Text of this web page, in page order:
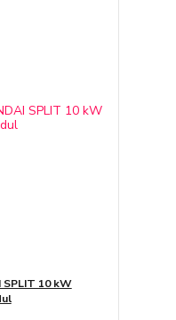
10 kW